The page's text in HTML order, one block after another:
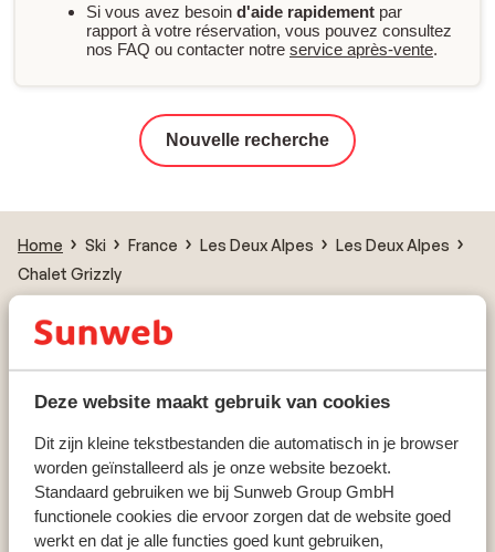
Deze website maakt gebruik van cookies
Dit zijn kleine tekstbestanden die automatisch in je browser
worden geïnstalleerd als je onze website bezoekt.
Standaard gebruiken we bij Sunweb Group GmbH
functionele cookies die ervoor zorgen dat de website goed
werkt en dat je alle functies goed kunt gebruiken,
Si vous avez besoin d'aide rapidement par
rapport à votre réservation, vous pouvez consultez
nos FAQ ou contacter notre service après-vente.
Nouvelle recherche
Home Ski France Les Deux Alpes
Les Deux Alpes
Chalet Grizzly
Pays populaires ski
Andorre
Italie
Suisse